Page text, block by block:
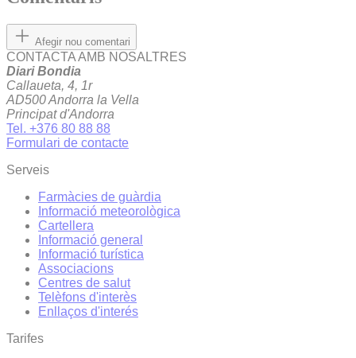
Afegir nou comentari
CONTACTA AMB NOSALTRES
Diari Bondia
Callaueta, 4, 1r
AD500 Andorra la Vella
Principat d'Andorra
Tel. +376 80 88 88
Formulari de contacte
Serveis
Farmàcies de guàrdia
Informació meteorològica
Cartellera
Informació general
Informació turística
Associacions
Centres de salut
Telèfons d'interès
Enllaços d'interés
Tarifes